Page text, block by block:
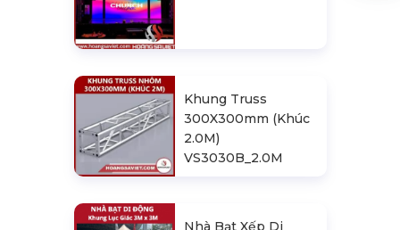
Khung Truss
300X300mm (Khúc
2.0M)
VS3030B_2.0M